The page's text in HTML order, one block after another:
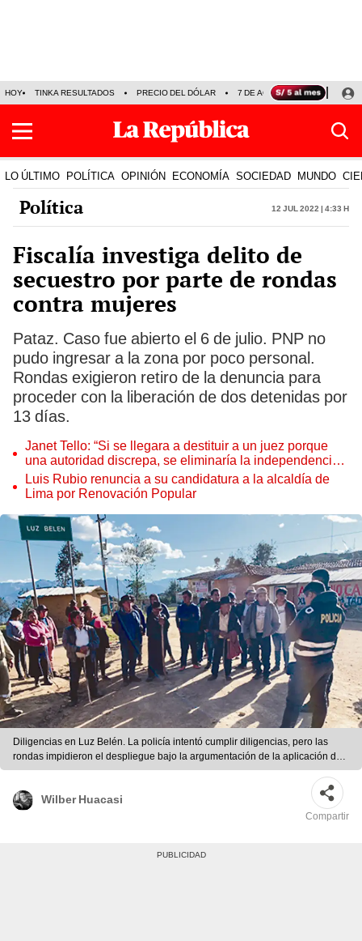
HOY TINKA RESULTADOS PRECIO DEL DÓLAR 7 DE AGOSTO OLLANTA
LO ÚLTIMO POLÍTICA OPINIÓN ECONOMÍA SOCIEDAD MUNDO
Política 12 Jul 2022 | 4:33 h
Fiscalía investiga delito de
secuestro por parte de rondas
contra mujeres
Pataz. Caso fue abierto el 6 de julio. PNP no
pudo ingresar a la zona por poco personal.
Rondas exigieron retiro de la denuncia para
proceder con la liberación de dos detenidas por
13 días.
Janet Tello: “Si se llegara a destituir a un juez porque
una autoridad discrepa, se eliminaría la independencia
judicial”
Luis Rubio renuncia a su candidatura a la alcaldía de
Lima por Renovación Popular
Diligencias en Luz Belén. La policía intentó cumplir diligencias, pero las
rondas impidieron el despliegue bajo la argumentación de la aplicación de
la justicia comunal. Foto: difusión
Wilber Huacasi
Compartir